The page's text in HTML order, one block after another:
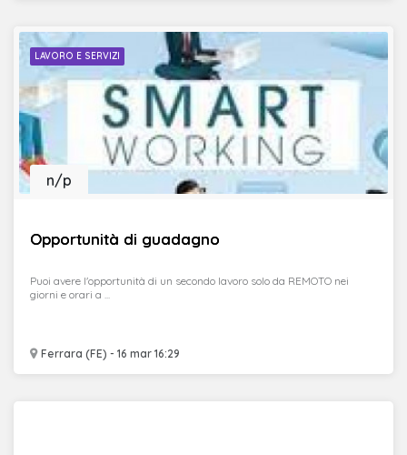
LAVORO E SERVIZI
Opportunità di guadagno
Ferrara (FE) - 16 mar 16:29
n/p
Puoi avere l'opportunità di un secondo lavoro solo da REMOTO nei
giorni e orari a ...